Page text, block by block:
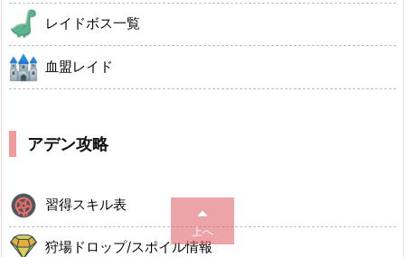
レイドボス一覧
血盟レイド
アデン攻略
習得スキル表
狩場ドロップ/スポイル情報
上へ